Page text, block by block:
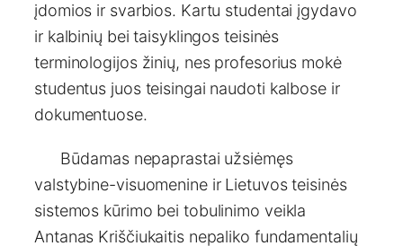
įdomios ir svarbios. Kartu studentai įgydavo
ir kalbinių bei taisyklingos teisinės
terminologijos žinių, nes profesorius mokė
studentus juos teisingai naudoti kalbose ir
dokumentuose.
Būdamas nepaprastai užsiėmęs
valstybine-visuomenine ir Lietuvos teisinės
sistemos kūrimo bei tobulinimo veikla
Antanas Kriščiukaitis nepaliko fundamentalių